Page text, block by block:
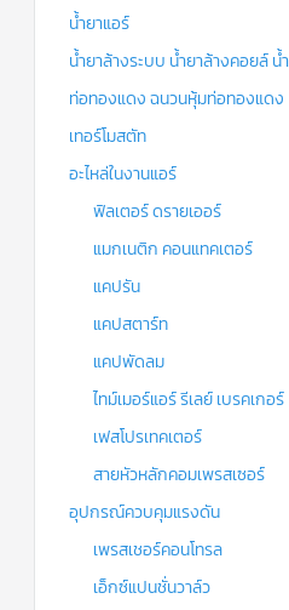
น้ำยาแอร์
น้ำยาล้างระบบ น้ำยาล้างคอยล์ น้
ท่อทองแดง ฉนวนหุ้มท่อทองแดง
เทอร์โมสตัท
อะไหล่ในงานแอร์
ฟิลเตอร์ ดรายเออร์
แมกเนติก คอนแทคเตอร์
แคปรัน
แคปสตาร์ท
แคปพัดลม
ไทม์เมอร์แอร์ รีเลย์ เบรคเกอร์
เฟสโปรเทคเตอร์
สายหัวหลักคอมเพรสเซอร์
อุปกรณ์ควบคุมแรงดัน
เพรสเชอร์คอนโทรล
เอ็กซ์แปนชั่นวาล์ว